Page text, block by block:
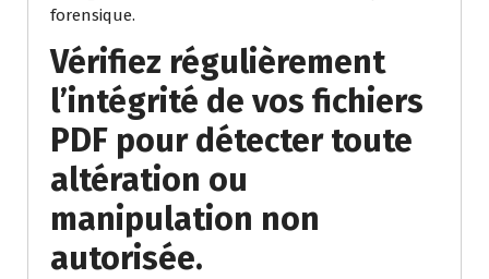
forensique.
Vérifiez régulièrement
l’intégrité de vos fichiers
PDF pour détecter toute
altération ou
manipulation non
autorisée.